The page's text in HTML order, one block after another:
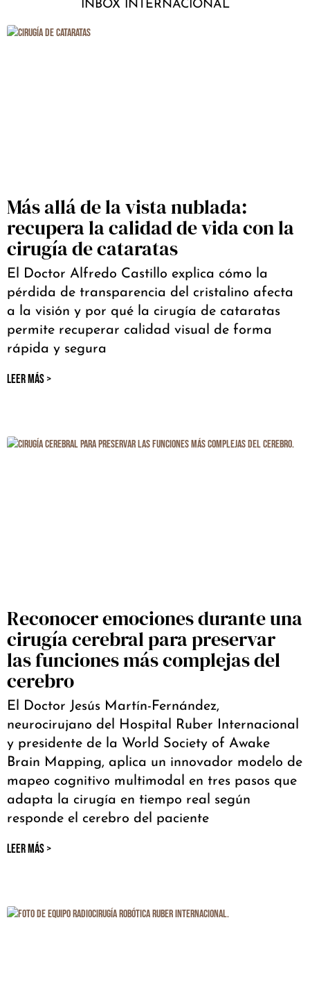
INBOX INTERNACIONAL
Más allá de la vista nublada:
recupera la calidad de vida con la
cirugía de cataratas
El Doctor Alfredo Castillo explica cómo la
pérdida de transparencia del cristalino afecta
a la visión y por qué la cirugía de cataratas
permite recuperar calidad visual de forma
rápida y segura
LEER MÁS >
Reconocer emociones durante una
cirugía cerebral para preservar
las funciones más complejas del
cerebro
El Doctor Jesús Martín-Fernández,
neurocirujano del Hospital Ruber Internacional
y presidente de la World Society of Awake
Brain Mapping, aplica un innovador modelo de
mapeo cognitivo multimodal en tres pasos que
adapta la cirugía en tiempo real según
responde el cerebro del paciente
LEER MÁS >